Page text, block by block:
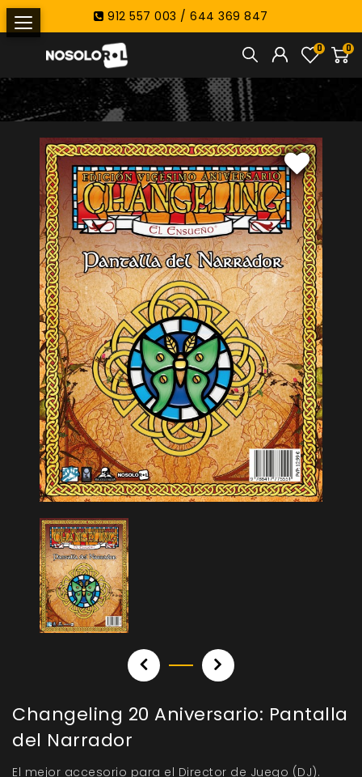
912 557 003 / 644 369 847
0
0
Changeling 20 Aniversario: Pantalla
del Narrador
El mejor accesorio para el Director de Juego (DJ).